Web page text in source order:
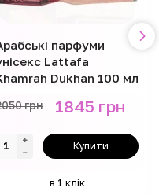
парфуми
Lattafa
Dukhan 100 мл
грн 1845 грн
Купити
в 1 клік